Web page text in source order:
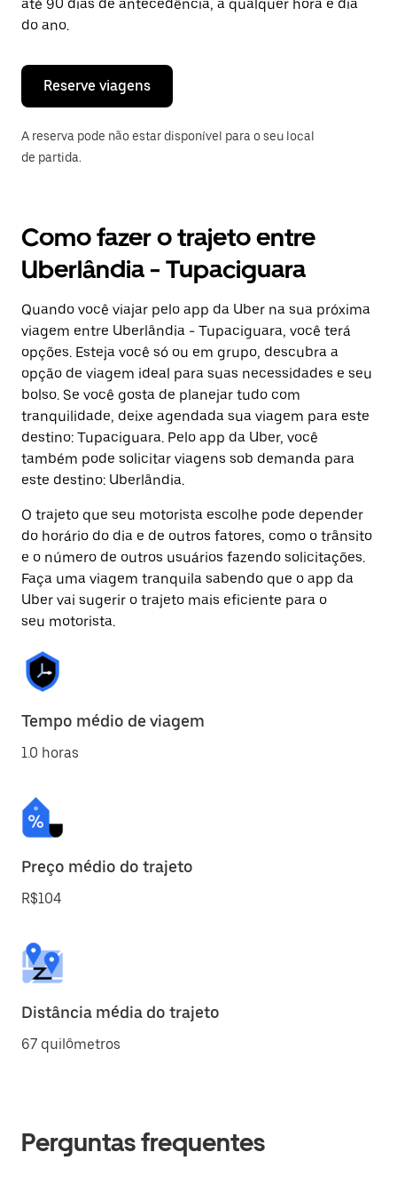
“ESC”
para
o
calendário.
até 90 dias de antecedência, a qualquer hora e dia
do ano.
Reserve viagens
A reserva pode não estar disponível para o seu local
de partida.
Como fazer o trajeto entre
Uberlândia - Tupaciguara
Quando você viajar pelo app da Uber na sua próxima
viagem entre Uberlândia - Tupaciguara, você terá
opções. Esteja você só ou em grupo, descubra a
opção de viagem ideal para suas necessidades e seu
bolso. Se você gosta de planejar tudo com
tranquilidade, deixe agendada sua viagem para este
destino: Tupaciguara. Pelo app da Uber, você
também pode solicitar viagens sob demanda para
este destino: Uberlândia.
O trajeto que seu motorista escolhe pode depender
do horário do dia e de outros fatores, como o trânsito
e o número de outros usuários fazendo solicitações.
Faça uma viagem tranquila sabendo que o app da
Uber vai sugerir o trajeto mais eficiente para o
seu motorista.
Tempo médio de viagem
1.0 horas
Preço médio do trajeto
R$104
Distância média do trajeto
67 quilômetros
Perguntas frequentes